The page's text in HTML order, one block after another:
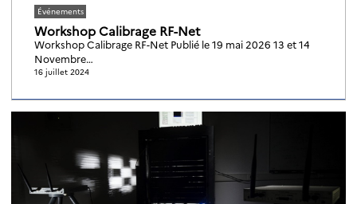
Événements
Workshop Calibrage RF-Net
Workshop Calibrage RF-Net Publié le 19 mai 2026 13 et 14
Novembre…
16 juillet 2024